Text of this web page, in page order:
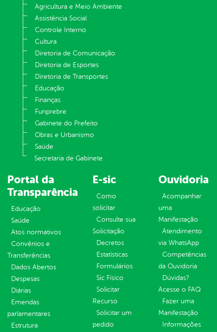
Agricultura e Meio Ambiente
Assistência Social
Controle Interno
Cultura
Diretoria de Comunicação
Diretoria de Esportes
Diretoria de Transportes
Educação
Finanças
Funprebre
Gabinete do Prefeito
Obras e Urbanismo
Saúde
Secretaria de Gabinete
Portal da
Transparência
Educação
Saúde
Atos normativos
Convênios e
Transferências
Dados Abertos
Despesas
Diárias
Emendas
parlamentares
Estrutura
E-sic
Como
solicitar
Consulte sua
Solicitação
Decretos
Estatísticas
Formulários
Sic Físico
Solicitar
Recurso
Solicitar um
pedido
Ouvidoria
Acompanhar
uma
Manifestação
Atendimento
via WhatsApp
Competências
da Ouvidoria
Dúvidas?
Acesse o FAQ
Fazer uma
Manifestação
Informações